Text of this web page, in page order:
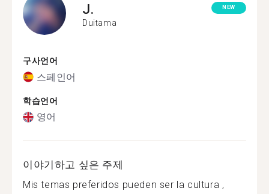
J.
Duitama
NEW
구사언어
스페인어
학습언어
영어
이야기하고 싶은 주제
Mis temas preferidos pueden ser la cultura ,